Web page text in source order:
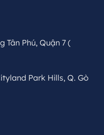
Tân Phú, Quận 7 (
Park Hills, Q. Gò